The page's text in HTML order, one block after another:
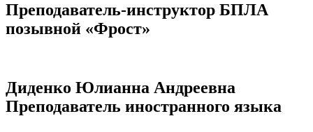
Преподаватель-инструктор БПЛА
позывной «Фрост»
Диденко Юлианна Андреевна
Преподаватель иностранного языка